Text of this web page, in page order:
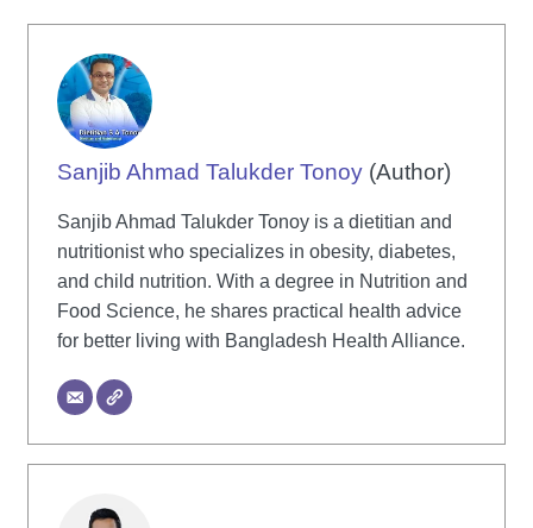
Sanjib Ahmad Talukder Tonoy (Author)
Sanjib Ahmad Talukder Tonoy is a dietitian and
nutritionist who specializes in obesity, diabetes,
and child nutrition. With a degree in Nutrition and
Food Science, he shares practical health advice
for better living with Bangladesh Health Alliance.